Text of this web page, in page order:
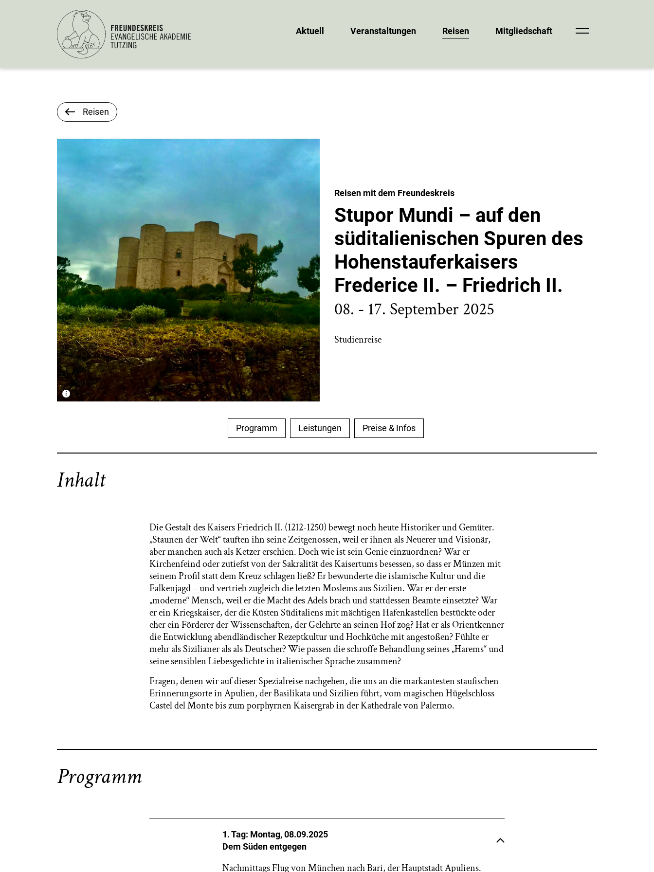
Aktuell Veranstaltungen Reisen Mitgliedschaft
Reisen
Reisen mit dem Freundeskreis
Stupor Mundi – auf den
süditalienischen Spuren des
Hohenstauferkaisers
Frederice II. – Friedrich II.
08. - 17. September 2025
Studienreise
Programm Leistungen Preise & Infos
Inhalt
Die Gestalt des Kaisers Friedrich II. (1212-1250) bewegt noch heute Historiker und Gemüter.
„Staunen der Welt“ tauften ihn seine Zeitgenossen, weil er ihnen als Neuerer und Visionär,
aber manchen auch als Ketzer erschien. Doch wie ist sein Genie einzuordnen? War er
Kirchenfeind oder zutiefst von der Sakralität des Kaisertums besessen, so dass er Münzen mit
seinem Profil statt dem Kreuz schlagen ließ? Er bewunderte die islamische Kultur und die
Falkenjagd – und vertrieb zugleich die letzten Moslems aus Sizilien. War er der erste
„moderne“ Mensch, weil er die Macht des Adels brach und stattdessen Beamte einsetzte? War
er ein Kriegskaiser, der die Küsten Süditaliens mit mächtigen Hafenkastellen bestückte oder
eher ein Förderer der Wissenschaften, der Gelehrte an seinen Hof zog? Hat er als Orientkenner
die Entwicklung abendländischer Rezeptkultur und Hochküche mit angestoßen? Fühlte er
mehr als Sizilianer als als Deutscher? Wie passen die schroffe Behandlung seines „Harems“ und
seine sensiblen Liebesgedichte in italienischer Sprache zusammen?
Fragen, denen wir auf dieser Spezialreise nachgehen, die uns an die markantesten staufischen
Erinnerungsorte in Apulien, der Basilikata und Sizilien führt, vom magischen Hügelschloss
Castel del Monte bis zum porphyrnen Kaisergrab in der Kathedrale von Palermo.
Programm
1. Tag: Montag, 08.09.2025
Dem Süden entgegen
Nachmittags Flug von München nach Bari, der Hauptstadt Apuliens.